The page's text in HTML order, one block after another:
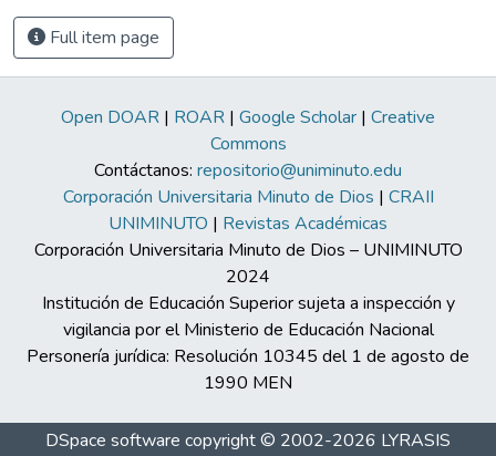
Full item page
Open DOAR | ROAR | Google Scholar | Creative
Commons
Contáctanos: repositorio@uniminuto.edu
Corporación Universitaria Minuto de Dios | CRAII
UNIMINUTO | Revistas Académicas
Corporación Universitaria Minuto de Dios – UNIMINUTO
2024
Institución de Educación Superior sujeta a inspección y
vigilancia por el Ministerio de Educación Nacional
Personería jurídica: Resolución 10345 del 1 de agosto de
1990 MEN
DSpace software copyright © 2002-2026 LYRASIS